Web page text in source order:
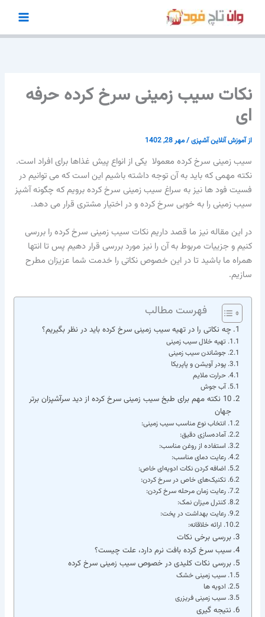
محتوا
نکات سیب زمینی سرخ کرده حرفه
ای
ازآموزش آنلاین آشپزی/مهر 28, 1402
سیب زمینی سرخ کرده معمولا یکی از انواع پیش غذاها برای افراد است.
نکته مهمی که باید به آن توجه داشته باشیم این است که می توانیم در
فسیت فود ها نیز به سراغ سیب زمینی سرخ کرده برویم که چگونه آشپز
سیب زمینی را به خوبی سرخ کرده و در اختیار مشتری قرار می دهد.
در این مقاله نیز ما قصد داریم نکات سیب زمینی سرخ کرده را بررسی
کنیم و جزییات مربوط به آن را نیز مورد بررسی قرار دهیم پس تا انتها
همراه ما باشید تا در این خصوص نکاتی را خدمت شما عزیزان مطرح
سازیم.
فهرست مطالب
چه نکاتی را در تهیه سیب زمینی سرخ کرده باید در نظر بگیریم؟
تهیه خلال سیب زمینی
جوشاندن سیب زمینی
پودر آویشن و پاپریکا
حرارت ملایم
آب جوش
10 نکته مهم برای طبخ سیب زمینی سرخ کرده از دید سرآشپزان برتر
جهان
انتخاب نوع مناسب سیب زمینی:
آماده‌سازی دقیق:
استفاده از روغن مناسب:
رعایت دمای مناسب:
اضافه کردن نکات ادویه‌ای خاص:
تکنیک‌های خاص در سرخ کردن:
رعایت زمان مرحله سرخ کردن:
کنترل میزان نمک:
رعایت بهداشت در پخت:
ارائه خلاقانه:
بررسی برخی نکات
سیب سرخ کرده بافت نرم دارد، علت چیست؟
بررسی نکات کلیدی در خصوص سیب زمینی سرخ کرده
سیب زمینی خشک
ادویه ها
سیب زمینی فریزری
نتیجه گیری